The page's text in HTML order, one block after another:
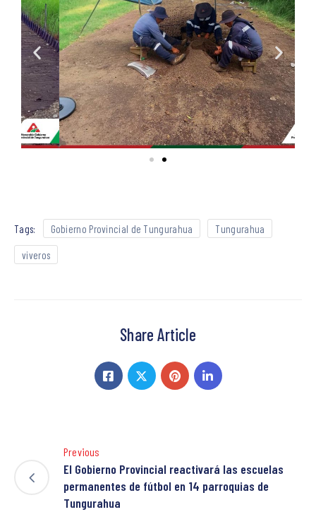
Tags: Gobierno Provincial de Tungurahua Tungurahua
viveros
Share Article
Previous
El Gobierno Provincial reactivará las escuelas
permanentes de fútbol en 14 parroquias de
Tungurahua